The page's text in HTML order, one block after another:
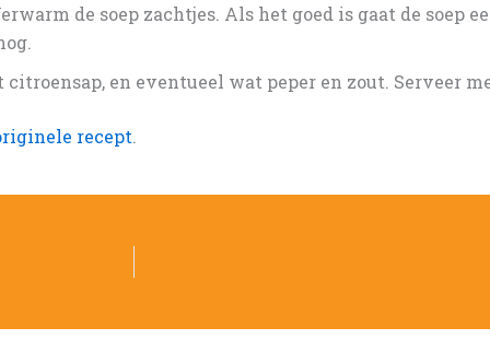
de soep zachtjes. Als het goed is gaat de soep
en eventueel wat peper en zout. Serveer
recept.